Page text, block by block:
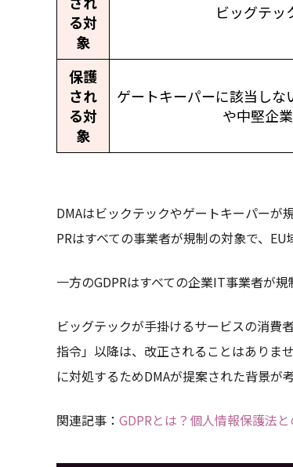
る対
象
ビッグテッ
保護
され
る対
象
ゲートキーパーに該当しな
や中堅企業
DMAはビックテックやゲートキーパーが
PRはすべての事業者が規制の対象で、
一方のGDPRはすべての企業IT事業者が
ビッグテックが手掛けるサービスの消費
指令」以降は、改正されることはありま
に対処するためDMAが提案された背景が
関連記事： GDPRとは？個人情報保護法